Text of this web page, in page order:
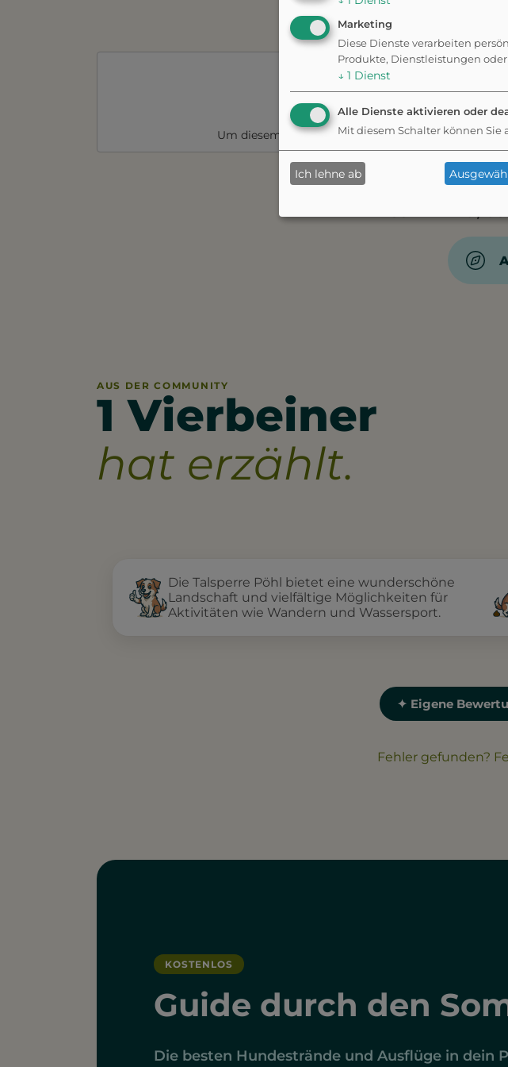
ParkplätzeMöchten Sie von Mapbox
Um diesem Dienst dauerhaft zustimmen zu
AUS DER COMMUNITY
1 Vierbeiner
hat erzählt.
Die Talsperre Pöhl bietet eine wunderschöne
Landschaft und vielfältige Möglichkeiten für
Aktivitäten wie Wandern und Wassersport.
✦ Eigene
Fehler gefunden?
KOSTENLOS
Guide durch den
Die besten Hundestrände und Ausflüge in dein
Marketing
Diese Dienste verarbeiten
Produkte, Dienstleistungen
↓ 1 Dienst
Alle Dienste aktivieren oder
Mit diesem Schalter können
Ich lehne ab